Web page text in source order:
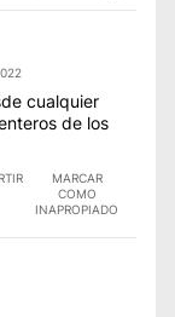
cualquier
de los
MARCAR
COMO
INAPROPIADO